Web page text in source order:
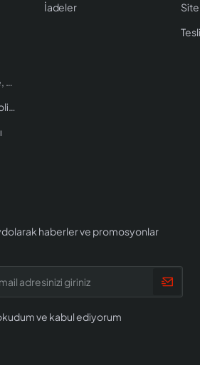
Kişisel Verileri İşleme, Saklama ve İmha Politikası
Gizlilik ve Güvenlik Politikası
İadeler
Site
haberler ve promosyonlar
ve kabul ediyorum